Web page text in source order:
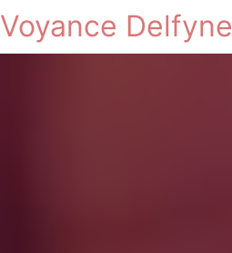
Voyance Delfyne